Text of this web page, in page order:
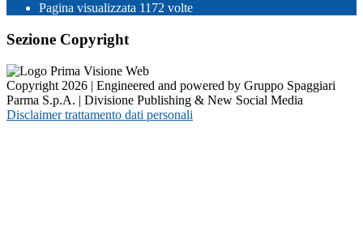
Pagina visualizzata 1172 volte
Sezione Copyright
Copyright 2026 | Engineered and powered by Gruppo Spaggiari
Parma S.p.A. | Divisione Publishing & New Social Media
Disclaimer trattamento dati personali